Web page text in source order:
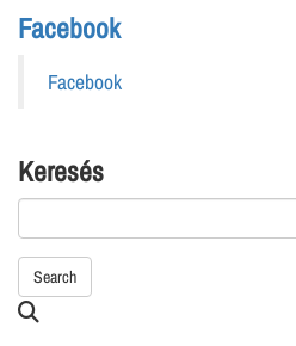
Facebook
Facebook
Keresés
Search